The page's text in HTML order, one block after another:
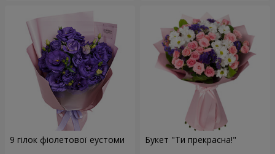
9 гілок фіолетової еустоми Букет "Ти прекрасна!"